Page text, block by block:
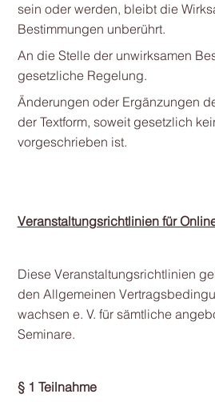
sein oder werden, bleibt die
Bestimmungen unberührt.
An die Stelle der unwirksamen
gesetzliche Regelung.
Änderungen oder Ergänzungen
der Textform, soweit gesetzlich
vorgeschrieben ist.
Veranstaltungsrichtlinien für
Diese Veranstaltungsrichtlinien
den Allgemeinen
wachsen e. V. für sämtliche
Seminare.
§ 1 Teilnahme